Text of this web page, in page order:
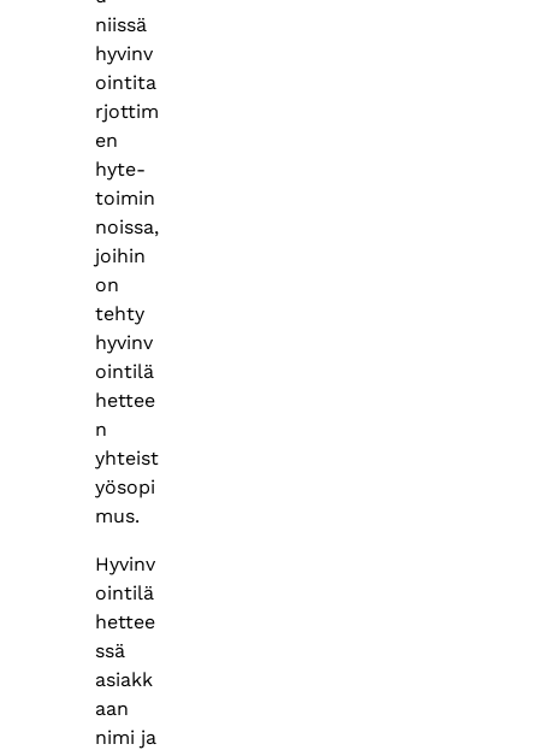
niissä
hyvinv
ointita
rjottim
en
hyte-
toimin
noissa,
joihin
on
tehty
hyvinv
ointilä
hettee
n
yhteist
yösopi
mus.
Hyvinv
ointilä
hettee
ssä
asiakk
aan
nimi ja